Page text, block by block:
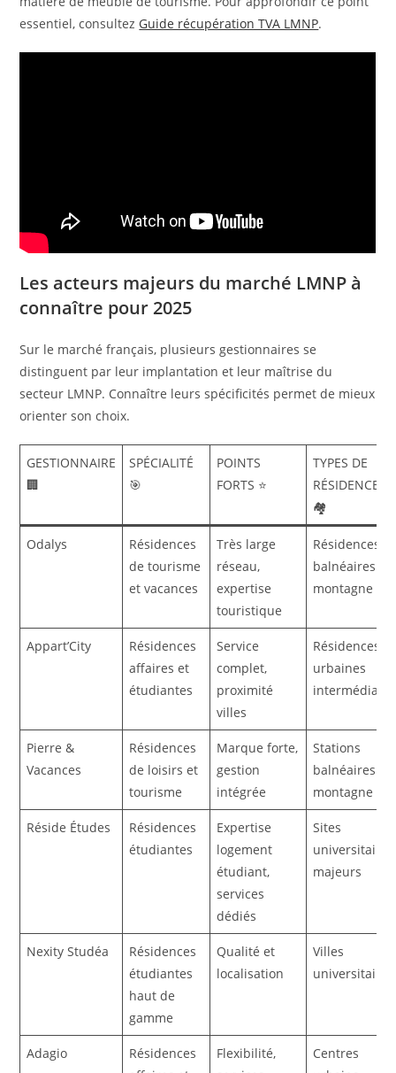
essentiel, consultez Guide récupération TVA LMNP.
Les acteurs majeurs du marché LMNP à
connaître pour 2025
Sur le marché français, plusieurs gestionnaires se
distinguent par leur implantation et leur maîtrise du
secteur LMNP. Connaître leurs spécificités permet de mieux
orienter son choix.
GESTIONNAIRE
🏢
SPÉCIALITÉ
🎯
POINTS
FORTS ⭐
TYPES DE
RÉSIDENCES
🏘️
Odalys
Résidences
de tourisme
et vacances
Très large
réseau,
expertise
touristique
Résidences
balnéaires et
montagne
Appart’City
Résidences
affaires et
étudiantes
Service
complet,
proximité
villes
Résidences
urbaines
Pierre &
Vacances
Résidences
de loisirs et
tourisme
Marque forte,
gestion
intégrée
Stations
balnéaires et
montagne
Réside Études
Résidences
étudiantes
Expertise
logement
étudiant,
services
dédiés
Sites
universitaires
majeurs
Nexity Studéa
Résidences
étudiantes
haut de
gamme
Qualité et
localisation
Villes
universitaires
Adagio
Résidences
Flexibilité,
Centres